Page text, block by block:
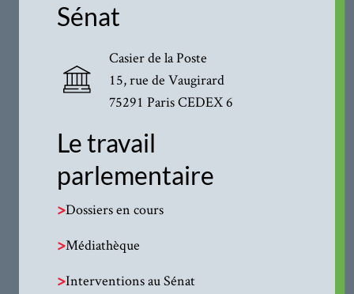
Sénat
Casier de la Poste
15, rue de Vaugirard
75291 Paris CEDEX 6
Le travail
parlementaire
>Dossiers en cours
>Médiathèque
>Interventions au Sénat